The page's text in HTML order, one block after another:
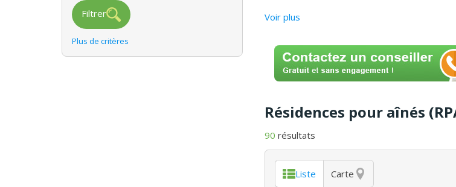
Filtrer
Plus de critères
Voir plus
Résidences pour aînés
90 résultats
Liste Carte